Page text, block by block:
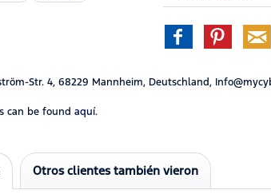
Str. 4, 68229 Mannheim, Deutschland,
can be found aquí.
Otros clientes también vieron